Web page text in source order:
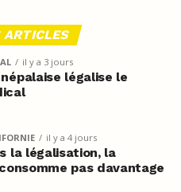
ARTICLES
il y a 3 jours
légalise le
il y a 4 jours
la légalisation, la
pas davantage